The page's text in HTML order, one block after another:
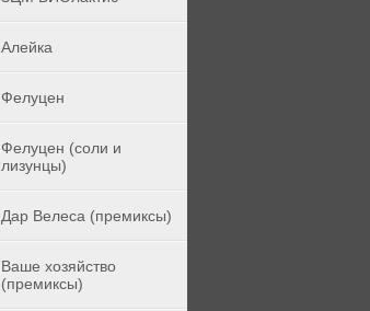
Алейка
Фелуцен
Фелуцен (соли и
лизунцы)
Дар Велеса (премиксы)
Ваше хозяйство
(премиксы)